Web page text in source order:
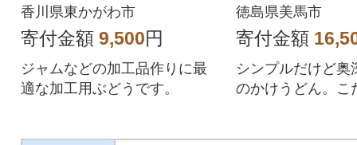
香川県東かがわ市
寄付金額 9,500円
ジャムなどの加工品作りに最
適な加工用ぶどうです。
徳島県美馬市
寄付金額
シンプルだけど奥
のかけうどん。こ